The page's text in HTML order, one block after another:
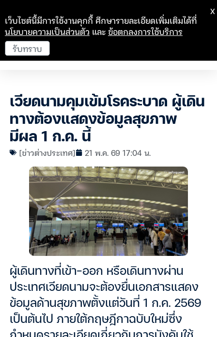
เวียดนามคุมเข้มโรคระบาด ผู้เดิน
ทางต้องแสดงข้อมูลสุขภาพ
มีผล 1 ก.ค. นี้
[ข่าวต่างประเทศ] 21 พ.ค. 69 17:04 น.
ผู้เดินทางที่เข้า-ออก หรือเดินทางผ่าน
ประเทศเวียดนามจะต้องยื่นเอกสารแสดง
ข้อมูลด้านสุขภาพตั้งแต่วันที่ 1 ก.ค. 2569
เป็นต้นไป ภายใต้กฤษฎีกาฉบับใหม่ซึ่ง
เว็บไซต์นี้มีการใช้งานคุกกี้ ศึกษารายละเอียดเพิ่มเติมได้ที่
นโยบายความเป็นส่วนตัว และข้อตกลงการใช้บริการ
รับทราบ
X